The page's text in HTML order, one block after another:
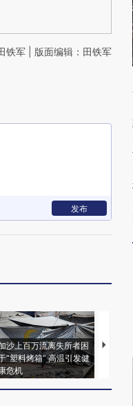
铁军 | 版面编辑：田铁军
发布
沙上百万流离失所者困
“塑料烤箱” 高温引发健
危机
马航飞
粒摇